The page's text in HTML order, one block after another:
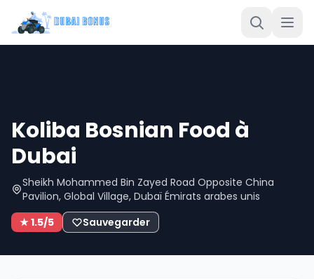
Koliba Bosnian Food à
Dubai
Sheikh Mohammed Bin Zayed Road Opposite China
Pavilion, Global Village, Dubaï Émirats arabes unis
★ 1.5/5
Sauvegarder